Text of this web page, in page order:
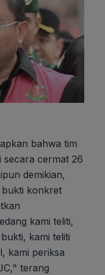
bahwa tim
secara cermat 26
demikian,
konkret
kami teliti,
kami teliti
kami periksa
terang